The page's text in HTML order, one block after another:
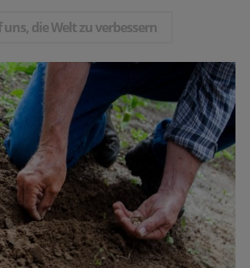
uns, die Welt zu verbessern